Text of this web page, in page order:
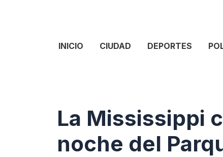
INICIO CIUDAD DEPORTES
La Mississippi
noche del